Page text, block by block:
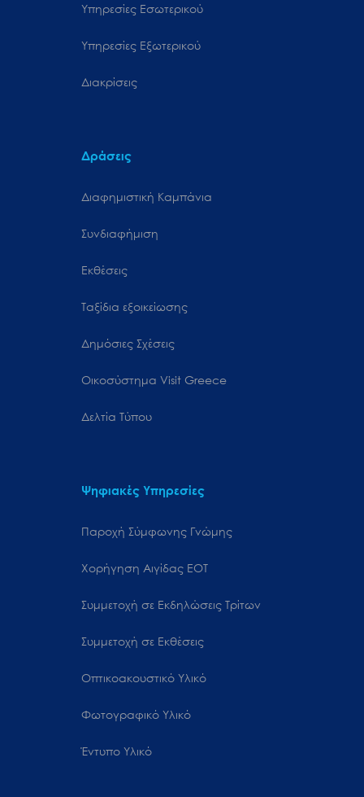
Υπηρεσίες Εσωτερικού
Υπηρεσίες Εξωτερικού
Διακρίσεις
Δράσεις
Διαφημιστική Καμπάνια
Συνδιαφήμιση
Εκθέσεις
Ταξίδια εξοικείωσης
Δημόσιες Σχέσεις
Oικοσύστημα Visit Greece
Δελτία Τύπου
Ψηφιακές Υπηρεσίες
Παροχή Σύμφωνης Γνώμης
Χορήγηση Αιγίδας ΕΟΤ
Συμμετοχή σε Εκδηλώσεις Τρίτων
Συμμετοχή σε Εκθέσεις
Οπτικοακουστικό Υλικό
Φωτογραφικό Υλικό
Έντυπο Υλικό